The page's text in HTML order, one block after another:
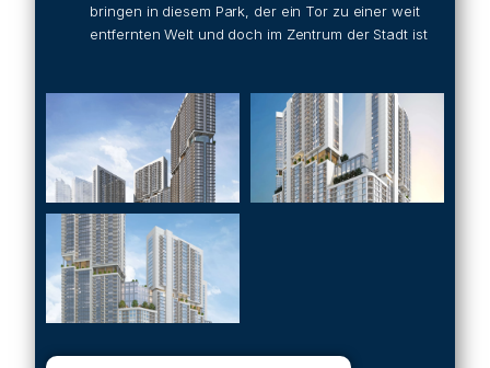
bringen in diesem Park, der ein Tor zu einer weit
entfernten Welt und doch im Zentrum der Stadt ist